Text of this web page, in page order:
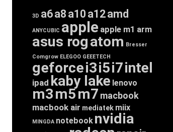
3D a6a8 a10 a12amd
ANYCUBIC apple apple m1 arm
asus rogatom Bresser
Comgrow ELEGOO GEEETECH
geforcei3i5i7intel
ipad kaby lake lenovo
m3m5m7 macbook
macbook air mediatek miix
MINGDA notebook nvidia